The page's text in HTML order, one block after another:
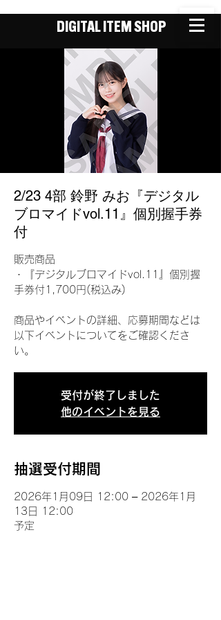
DIGITAL ITEM SHOP
2/23 4部 鈴野 みお『デジタル
ブロマイドvol.11』個別握手券
付
販売商品
・『デジタルブロマイドvol.11』個別握
手券付1,700円(税込み)
商品やイベントの詳細、応募期間などは
以下イベントについてをご確認くださ
い。
受付が終了しました
他のイベントを見る
抽選受付期間
2026年1月09日 12:00 – 2026年1月
13日 12:00
予定